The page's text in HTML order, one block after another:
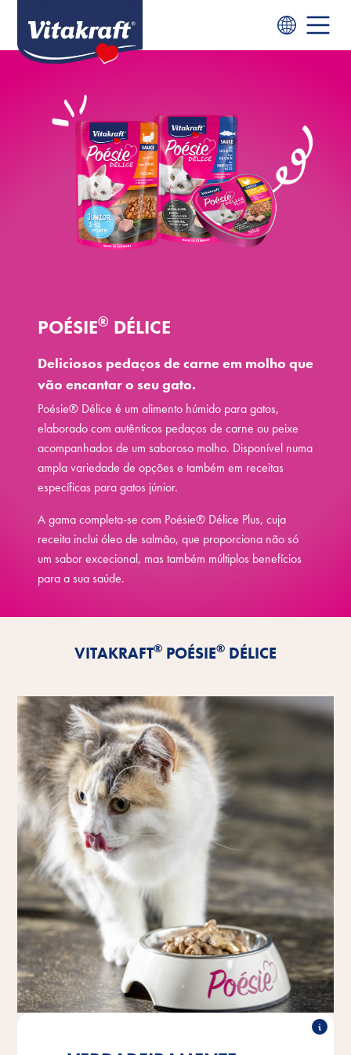
POÉSIE® DÉLICE
Deliciosos pedaços de carne em molho que
vão encantar o seu gato.
Poésie® Délice é um alimento húmido para gatos,
elaborado com autênticos pedaços de carne ou peixe
acompanhados de um saboroso molho. Disponível numa
ampla variedade de opções e também em receitas
específicas para gatos júnior.
A gama completa-se com Poésie® Délice Plus, cuja
receita inclui óleo de salmão, que proporciona não só
um sabor excecional, mas também múltiplos benefícios
para a sua saúde.
VITAKRAFT® POÉSIE® DÉLICE